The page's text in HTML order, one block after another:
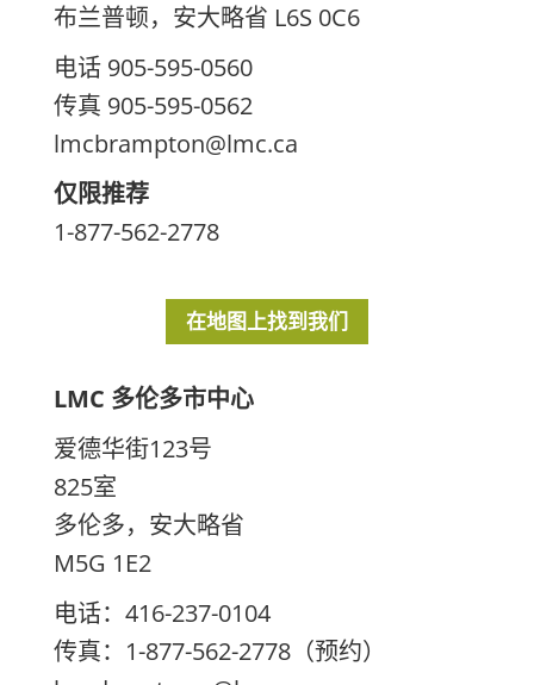
布兰普顿，安大略省 L6S 0C6
电话 905-595-0560
传真 905-595-0562
lmcbrampton@lmc.ca
仅限推荐
1-877-562-2778
在地图上找到我们
LMC 多伦多市中心
爱德华街123号
825室
多伦多，安大略省
M5G 1E2
电话：416-237-0104
传真：1-877-562-2778（预约）